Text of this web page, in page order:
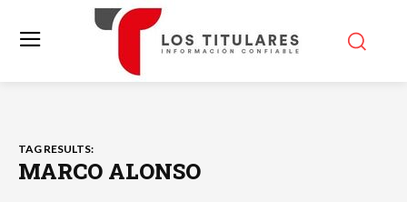
TAG RESULTS:
MARCO ALONSO